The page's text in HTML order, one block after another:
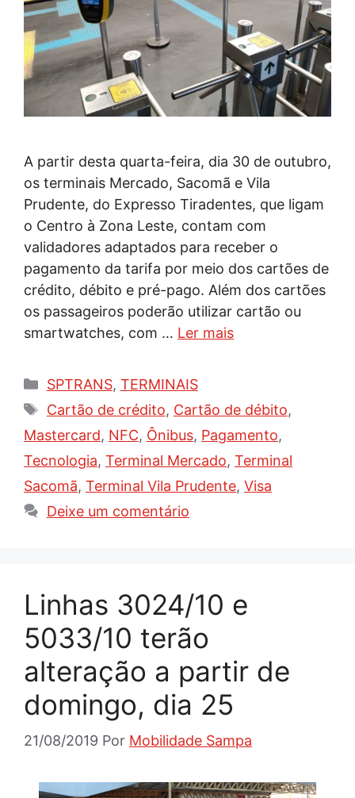
A partir desta quarta-feira, dia 30 de outubro,
os terminais Mercado, Sacomã e Vila
Prudente, do Expresso Tiradentes, que ligam
o Centro à Zona Leste, contam com
validadores adaptados para receber o
pagamento da tarifa por meio dos cartões de
crédito, débito e pré-pago. Além dos cartões
os passageiros poderão utilizar cartão ou
smartwatches, com … Ler mais
Categorias
SPTRANS, TERMINAIS
Tags
Cartão de crédito, Cartão de débito,
Mastercard, NFC, Ônibus, Pagamento,
Tecnologia, Terminal Mercado, Terminal
Sacomã, Terminal Vila Prudente, Visa
Deixe um comentário
Linhas 3024/10 e
5033/10 terão
alteração a partir de
domingo, dia 25
21/08/2019 Por Mobilidade Sampa